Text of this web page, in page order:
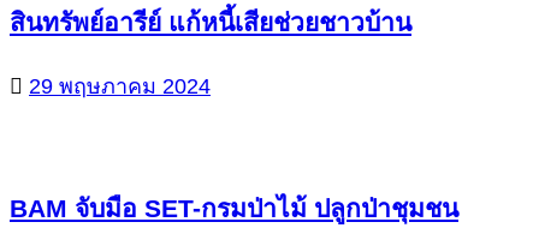
สินทรัพย์อารีย์ แก้หนี้เสียช่วยชาวบ้าน
29 พฤษภาคม 2024
BAM จับมือ SET-กรมป่าไม้ ปลูกป่าชุมชน